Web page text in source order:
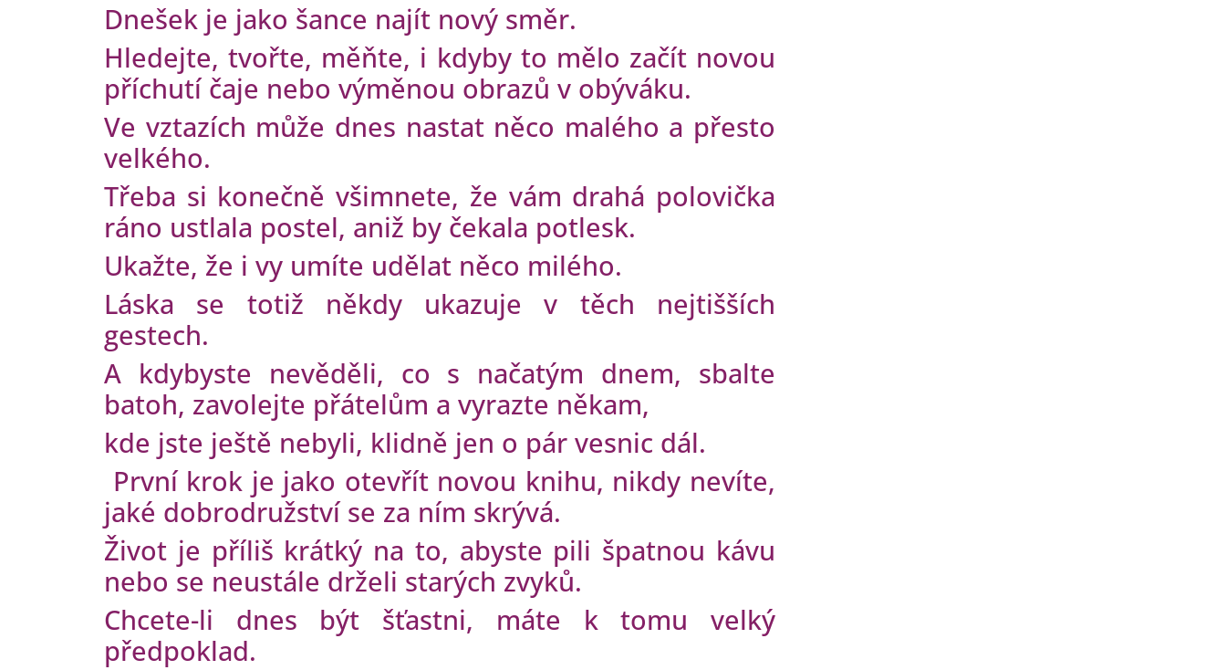
Dnešek je jako šance najít nový směr.
Hledejte, tvořte, měňte, i kdyby to mělo začít novou
příchutí čaje nebo výměnou obrazů v obýváku.
Ve vztazích může dnes nastat něco malého a přesto
velkého.
Třeba si konečně všimnete, že vám drahá polovička
ráno ustlala postel, aniž by čekala potlesk.
Ukažte, že i vy umíte udělat něco milého.
Láska se totiž někdy ukazuje v těch nejtišších
gestech.
A kdybyste nevěděli, co s načatým dnem, sbalte
batoh, zavolejte přátelům a vyrazte někam,
kde jste ještě nebyli, klidně jen o pár vesnic dál.
První krok je jako otevřít novou knihu, nikdy nevíte,
jaké dobrodružství se za ním skrývá.
Život je příliš krátký na to, abyste pili špatnou kávu
nebo se neustále drželi starých zvyků.
Chcete-li dnes být šťastni, máte k tomu velký
předpoklad.